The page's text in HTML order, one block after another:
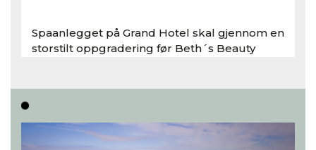
Spaanlegget på Grand Hotel skal gjennom en
storstilt oppgradering før Beth´s Beauty
Les hele artikkelen